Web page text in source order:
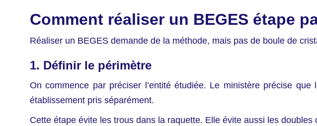
Comment réaliser un BEGES étape
Réaliser un BEGES demande de la méthode, mais pas de boule de
1. Définir le périmètre
On commence par préciser l’entité étudiée. Le ministère précise
établissement pris séparément.
Cette étape évite les trous dans la raquette. Elle évite aussi les